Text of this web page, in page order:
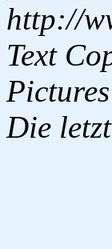
http://
Text
Die